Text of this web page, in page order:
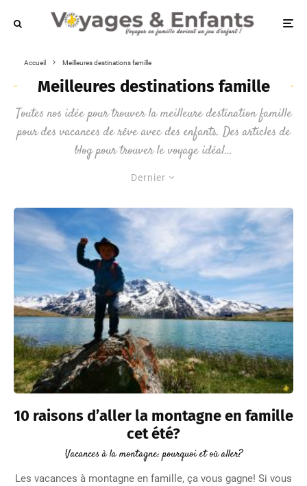
Accueil Meilleures destinations famille
Meilleures destinations famille
Toutes nos idée pour trouver la meilleure destination famille
pour des vacances de rêve avec des enfants. Des articles de
blog pour trouver le voyage idéal…
Dernier
10 raisons d’aller la montagne en famille
cet été?
Vacances à la montagne: pourquoi et où aller?
Les vacances à montagne en famille, ça vous gagne! Si vous